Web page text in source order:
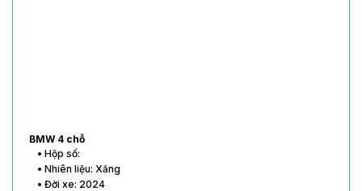
BMW 4 chỗ
• Hộp số:
• Nhiên liệu: Xăng
• Đời xe: 2024